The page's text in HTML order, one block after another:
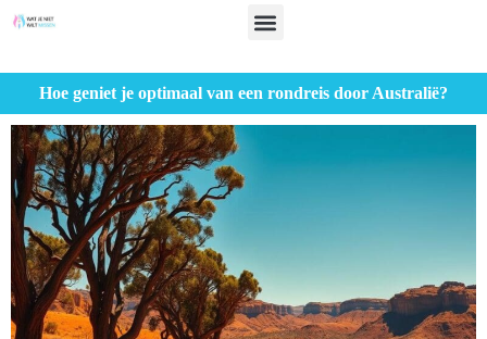
Hoe geniet je optimaal van een rondreis door Australië?